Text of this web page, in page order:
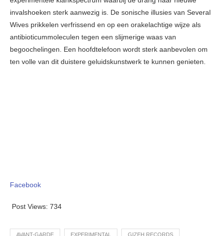
invalshoeken sterk aanwezig is. De sonische illusies van Several
Wives prikkelen verfrissend en op een orakelachtige wijze als
antibioticummoleculen tegen een slijmerige waas van
begoochelingen. Een hoofdtelefoon wordt sterk aanbevolen om
ten volle van dit duistere geluidskunstwerk te kunnen genieten.
Facebook
Post Views: 734
AVANT-GARDE EXPERIMENTAL GIZEH RECORDS